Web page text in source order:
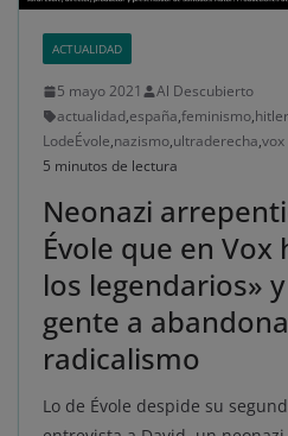
ACTUALIDAD
5 mayo 2021
Al Descubierto
actualidad,españa,feminismo,hitler
LodeÉvole,nazismo,ultraderecha,vox
5 minutos de lectura
Neonazi
Évole que en Vox
los legendarios»
gente a
radicalismo
Lo de Évole despide su